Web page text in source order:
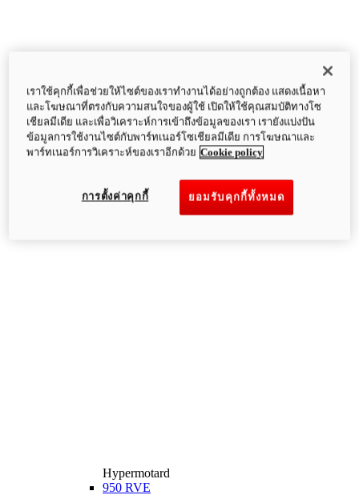
Hypermotard
950 RVE
เราใช้คุกกี้เพื่อช่วยให้ไซต์ของเราทำงานได้อย่างถูกต้อง แสดงเนื้อหา
และโฆษณาที่ตรงกับความสนใจของผู้ใช้ เปิดให้ใช้คุณสมบัติทางโซ
เชียลมีเดีย และเพื่อวิเคราะห์การเข้าถึงข้อมูลของเรา เรายังแบ่งปัน
ข้อมูลการใช้งานไซต์กับพาร์ทเนอร์โซเชียลมีเดีย การโฆษณาและ
พาร์ทเนอร์การวิเคราะห์ของเราอีกด้วย Cookie policy
ยอมรับคุกกี้ทั้งหมด
การตั้งค่าคุกกี้